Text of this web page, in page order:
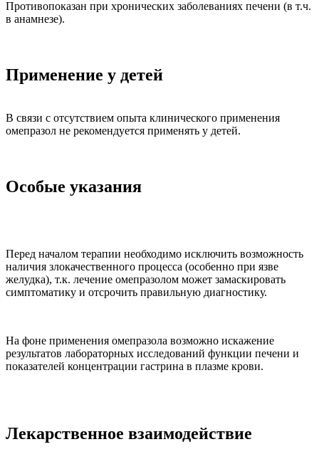
Противопоказан при хронических заболеваниях печени (в т.ч.
в анамнезе).
Применение у детей
В связи с отсутствием опыта клинического применения
омепразол не рекомендуется применять у детей.
Особые указания
Перед началом терапии необходимо исключить возможность
наличия злокачественного процесса (особенно при язве
желудка), т.к. лечение омепразолом может замаскировать
симптоматику и отсрочить правильную диагностику.
На фоне применения омепразола возможно искажение
результатов лабораторных исследований функции печени и
показателей концентрации гастрина в плазме крови.
Лекарственное взаимодействие